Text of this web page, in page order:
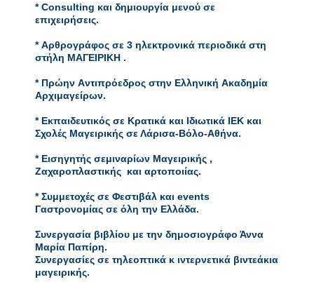
* Consulting και δημιουργία μενού σε
επιχειρήσεις.
* Aρθρογράφος σε 3 ηλεκτρονικά περιοδικά στη
στήλη ΜΑΓΕΙΡΙΚΗ .
* Πρώην Aντιπρόεδρος στην Ελληνική Aκαδημία
Aρχιμαγείρων.
* Eκπαιδευτικός σε Κρατικά και Ιδιωτικά ΙΕΚ και
Σχολές Μαγειρικής σε Λάρισα-Βόλο-Αθήνα.
* Eισηγητής σεμιναρίων Mαγειρικής ,
Zαχαροπλαστικής  και αρτοποιίας.
* Συμμετοχές σε Φεστιβάλ και events
Γαστρονομίας σε όλη την Ελλάδα.
Συνεργασία βιβλίου με την δημοσιογράφο Άννα
Μαρία Παπίρη.
Συνεργασίες σε τηλεοπτικά κ ιντερνετικά βιντεάκια
μαγειρικής.